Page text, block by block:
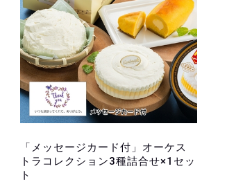
「メッセージカード付」オーケス
トラコレクション3種詰合せ×1セッ
ト